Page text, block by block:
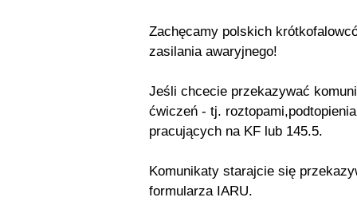
Zachęcamy polskich
zasilania awaryjnego!
Jeśli chcecie przekazywać
ćwiczeń - tj.
pracujących na KF lub 145.5.
Komunikaty starajcie się
formularza IARU.